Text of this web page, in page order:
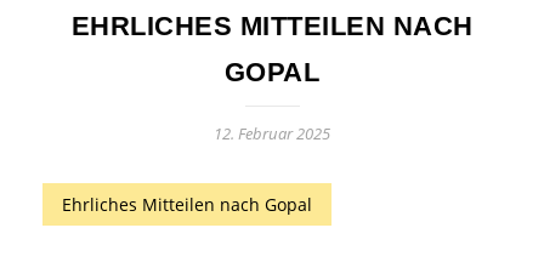
EHRLICHES MITTEILEN NACH
GOPAL
12. Februar 2025
Ehrliches Mitteilen nach Gopal